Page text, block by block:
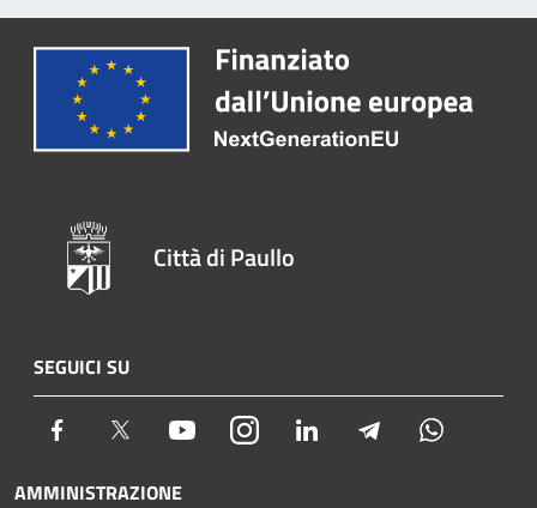
Città di Paullo
SEGUICI SU
Facebook Twitter YoutubeInstagram LinkedIn Telegram
AMMINISTRAZIONE